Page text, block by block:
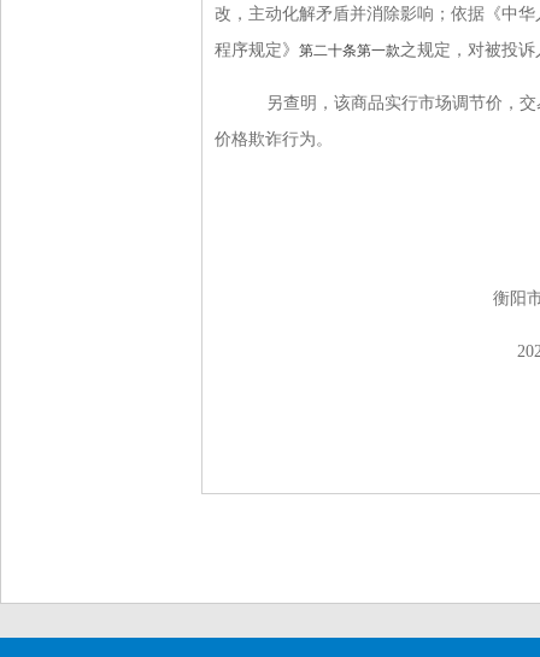
改，主动化解矛盾并消除影响；依据《中
程序规定》 第二十条第一款之规定，对被投
另查明，该商品实行市场调节价，
价格欺诈行为。
衡阳市市场监
2026年4月